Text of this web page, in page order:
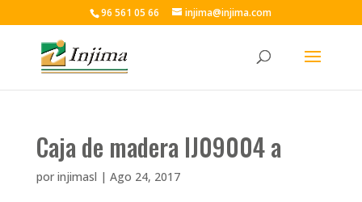
96 561 05 66 injima@injima.com
Caja de madera IJ09004 a
por injimasl | Ago 24, 2017